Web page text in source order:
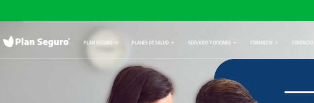
PLAN SEGURO PLANES DE SALUD SERVICIOS Y OFICINAS FORMATOS CONTACTO